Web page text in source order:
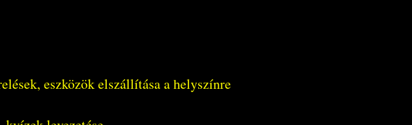
eszközök elszállítása a helyszínre